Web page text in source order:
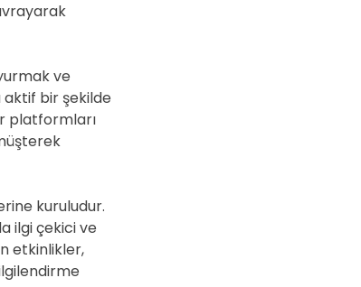
ve
aktif bir şekilde
platformları
kuruludur.
ilgi çekici ve
etkinlikler,